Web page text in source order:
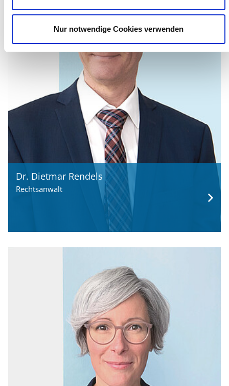
Nur notwendige Cookies verwenden
Dr. Dietmar Rendels
Rechtsanwalt